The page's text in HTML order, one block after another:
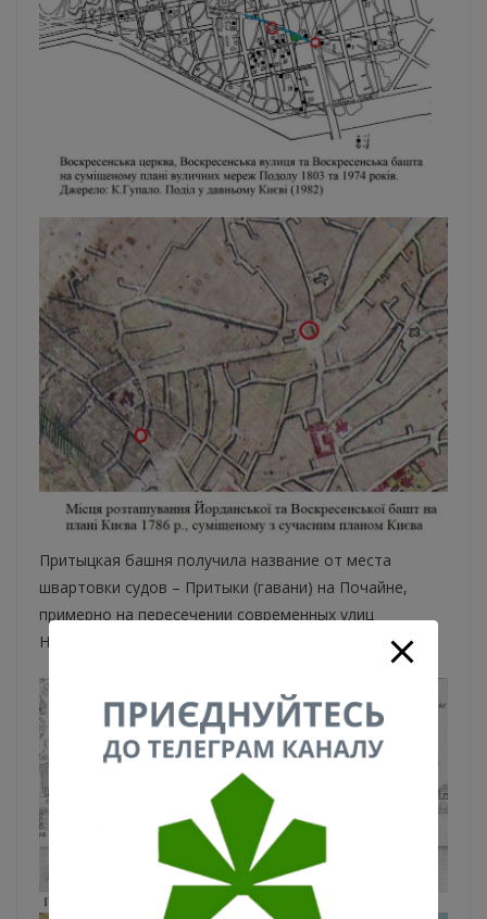
Притыцкая башня получила название от места
швартовки судов – Притыки (гавани) на Почайне,
примерно на пересечении современных улиц
Набережно-Крещатицкой и Хорива